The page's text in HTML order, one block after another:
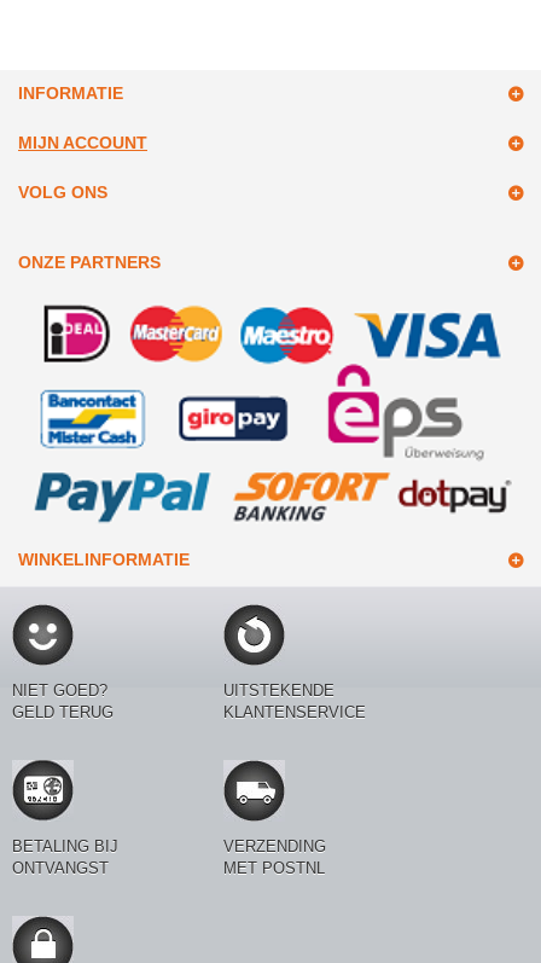
INFORMATIE
MIJN ACCOUNT
VOLG ONS
ONZE PARTNERS
WINKELINFORMATIE
NIET GOED?
GELD TERUG
UITSTEKENDE
KLANTENSERVICE
BETALING BIJ
ONTVANGST
VERZENDING
MET POSTNL